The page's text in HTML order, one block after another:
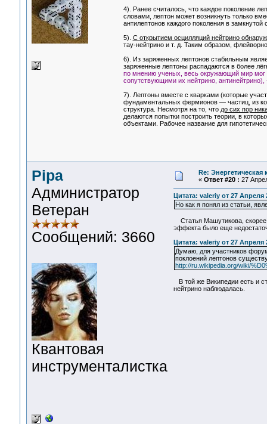
4). Ранее считалось, что каждое поколение
словами, лептон может возникнуть только
антилептонов каждого поколения в
5). С открытием осцилляций нейтрино
тау-нейтрино и т. д. Таким образом,
6). Из заряженных лептонов стабильным
заряженные лептоны распадаются в более
по мнению ученых, весь окружающий мир мог
сопутствующими их нейтрино,
7). Лептоны вместе с кварками (которые
фундаментальных фермионов — частиц, из
структура. Несмотря на то, что до сих пор
делаются попытки построить теории, в
объектами. Рабочее название для
Pipa
Администратор
Ветеран
Сообщений: 3660
Квантовая
инструменталистка
Re:
« Ответ #20 : 27
Цитата: valeriy от 27 Апреля
Но как я понял из статьи,
Статья Машутикова, скорее
эффекта было еще
Цитата: valeriy от 27 Апреля
Думаю, для участников
поклоений лептонов
http://ru.wikipedia.org/wiki/
В той же Википедии есть и
нейтрино наблюдалась.